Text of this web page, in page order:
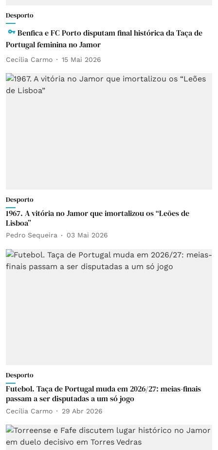
Desporto
Benfica e FC Porto disputam final histórica da Taça de
Portugal feminina no Jamor
Cecília Carmo 15 Mai 2026
Desporto
1967. A vitória no Jamor que imortalizou os “Leões de
Lisboa”
Pedro Sequeira 03 Mai 2026
Desporto
Futebol. Taça de Portugal muda em 2026/27: meias-finais
passam a ser disputadas a um só jogo
Cecília Carmo 29 Abr 2026